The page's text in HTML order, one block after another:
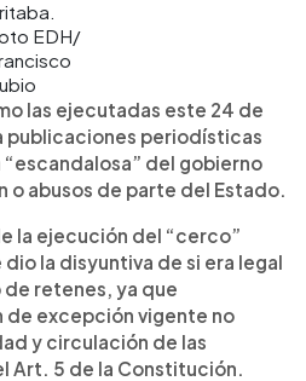
EDH/
las ejecutadas este 24 de
publicaciones periodísticas
del gobierno
o abusos de parte del Estado.
la ejecución del “cerco”
la disyuntiva de si era legal
retenes, ya que
excepción vigente no
y circulación de las
Art. 5 de la Constitución.